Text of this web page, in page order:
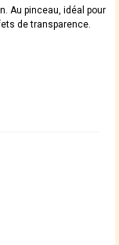
Au pinceau, idéal pour
de transparence.